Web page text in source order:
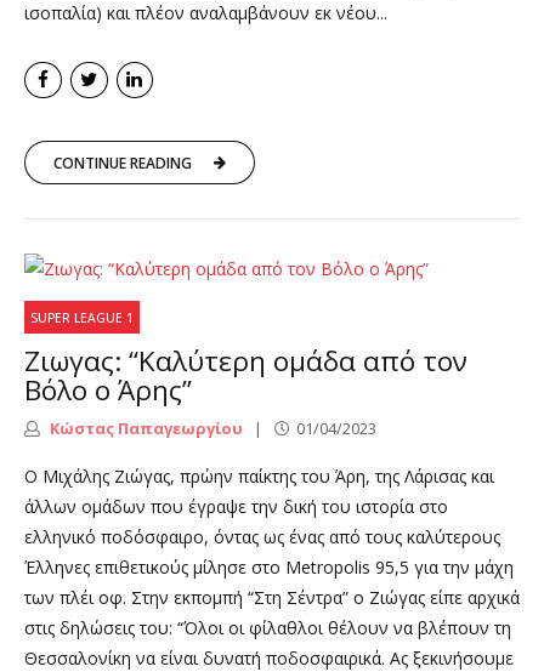
ισοπαλία) και πλέον αναλαμβάνουν εκ νέου...
CONTINUE READING
SUPER LEAGUE 1
Ζιωγας: “Καλύτερη ομάδα από τον
Βόλο ο Άρης”
Κώστας Παπαγεωργίου 01/04/2023
Ο Μιχάλης Ζιώγας, πρώην παίκτης του Άρη, της Λάρισας και
άλλων ομάδων που έγραψε την δική του ιστορία στο
ελληνικό ποδόσφαιρο, όντας ως ένας από τους καλύτερους
Έλληνες επιθετικούς μίλησε στο Metropolis 95,5 για την μάχη
των πλέι οφ. Στην εκπομπή “Στη Σέντρα” ο Ζιώγας είπε αρχικά
στις δηλώσεις του: “Όλοι οι φίλαθλοι θέλουν να βλέπουν τη
Θεσσαλονίκη να είναι δυνατή ποδοσφαιρικά. Ας ξεκινήσουμε